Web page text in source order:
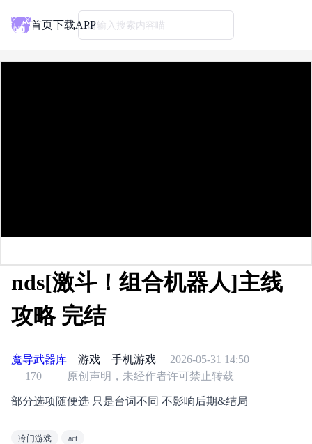
首页下载APP请输入搜索内容喵
nds[激斗！组合机器人]主线
攻略 完结
魔导武器库 游戏 手机游戏
2026-05-31 14:50
170
原创声明，未经作者许可禁止转载
部分选项随便选 只是台词不同 不影响后期&结局
冷门游戏 act